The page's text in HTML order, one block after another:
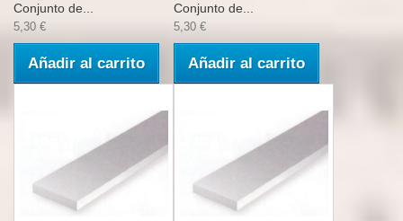
Conjunto de...
5,30 €
Añadir al carrito
Conjunto de...
5,30 €
Añadir al carrito